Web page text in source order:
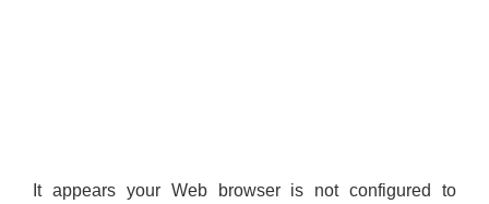
It appears your Web browser is not configured to